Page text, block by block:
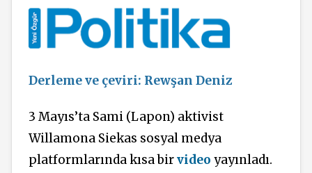
Derleme ve çeviri: Rewşan Deniz
3 Mayıs’ta Sami (Lapon) aktivist
Willamona Siekas sosyal medya
platformlarında kısa birvideo yayınladı.